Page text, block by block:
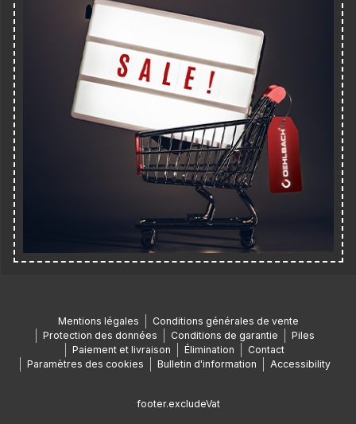
Mentions légales
Conditions générales de vente
Protection des données
Conditions de garantie
Piles
Paiement et livraison
Élimination
Contact
Paramètres des cookies
Bulletin d'information Accessibility
footer.excludeVat